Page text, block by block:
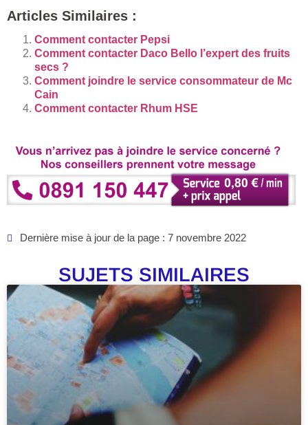
Articles Similaires :
Comment contacter Pepsi
Comment contacter Daco Bello l’expert des fruits
secs ?
Comment joindre le service consommateur de Mc
Cain
Comment contacter Rhum HSE
Dernière mise à jour de la page : 7 novembre 2022
SUJETS SIMILAIRES